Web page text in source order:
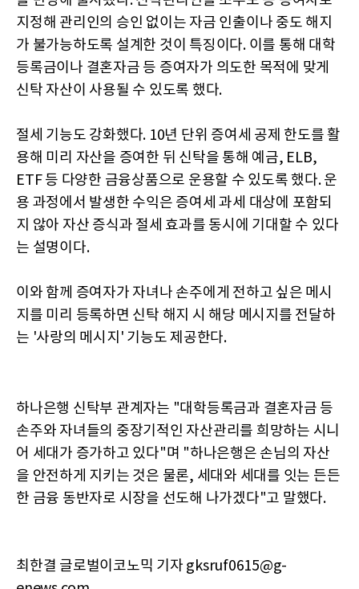
지정해 관리인의 승인 없이는 자금 인출이나 중도 해지
가 불가능하도록 설계한 것이 특징이다. 이를 통해 대학
등록금이나 결혼자금 등 증여자가 의도한 목적에 맞게
신탁 자산이 사용될 수 있도록 했다.
절세 기능도 강화했다. 10년 단위 증여세 공제 한도를 활
용해 미리 자산을 증여한 뒤 신탁을 통해 예금, ELB,
ETF 등 다양한 금융상품으로 운용할 수 있도록 했다. 운
용 과정에서 발생한 수익은 증여세 과세 대상에 포함되
지 않아 자산 증식과 절세 효과를 동시에 기대할 수 있다
는 설명이다.
이와 함께 증여자가 자녀나 손주에게 전하고 싶은 메시
지를 미리 등록하면 신탁 해지 시 해당 메시지를 전달하
는 '사랑의 메시지' 기능도 제공한다.
하나은행 신탁부 관계자는 "대학등록금과 결혼자금 등
손주와 자녀들의 중장기적인 자산관리를 희망하는 시니
어 세대가 증가하고 있다"며 "하나은행은 손님의 자산
을 안전하게 지키는 것은 물론, 세대와 세대를 잇는 든든
한 금융 동반자로 시장을 선도해 나가겠다"고 말했다.
최한결 글로벌이코노믹 기자 gksruf0615@g-